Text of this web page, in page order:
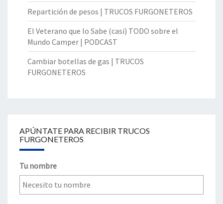
Repartición de pesos | TRUCOS FURGONETEROS
El Veterano que lo Sabe (casi) TODO sobre el
Mundo Camper | PODCAST
Cambiar botellas de gas | TRUCOS
FURGONETEROS
APÚNTATE PARA RECIBIR TRUCOS
FURGONETEROS
Tu nombre